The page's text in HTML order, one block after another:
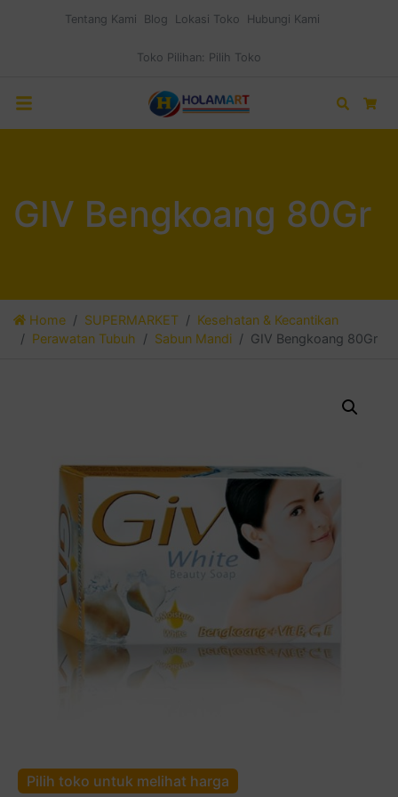
Tentang Kami Blog Lokasi Toko Hubungi Kami
Toko Pilihan: Pilih Toko
Search
GIV Bengkoang 80Gr
Home SUPERMARKET
Kesehatan & Kecantikan
Perawatan Tubuh
Sabun Mandi GIV Bengkoang 80Gr
Pilih toko untuk melihat harga